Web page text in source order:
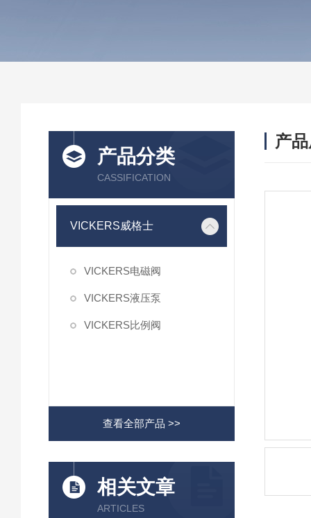
产品分类
CASSIFICATION
VICKERS威格士
VICKERS电磁阀
VICKERS液压泵
VICKERS比例阀
查看全部产品 >>
相关文章
ARTICLES
产